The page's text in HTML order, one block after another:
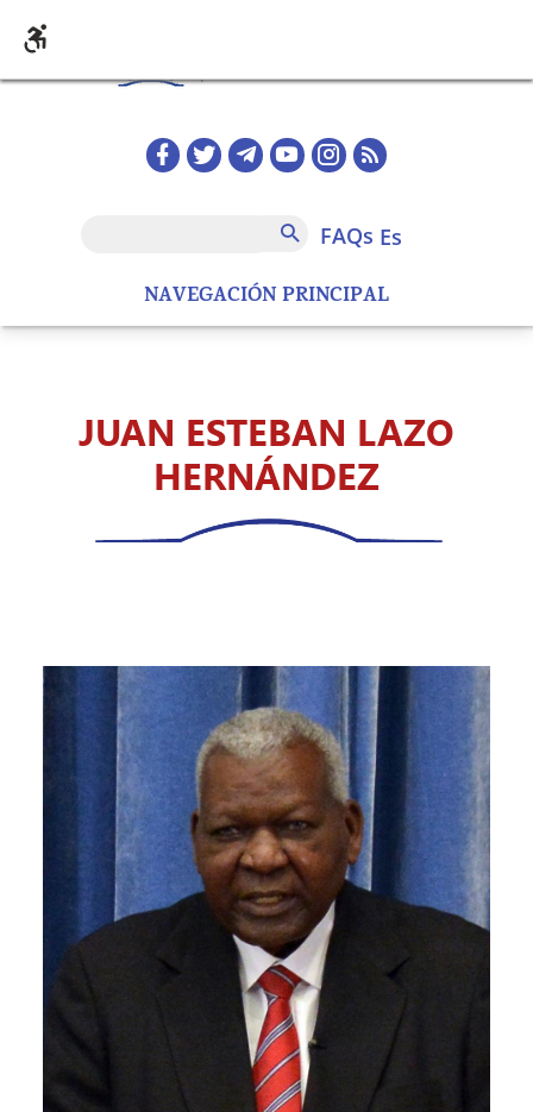
NAVEGACIÓN PRINCIPAL
Redes sociales home
FAQs
FAQs es
JUAN ESTEBAN LAZO
HERNÁNDEZ